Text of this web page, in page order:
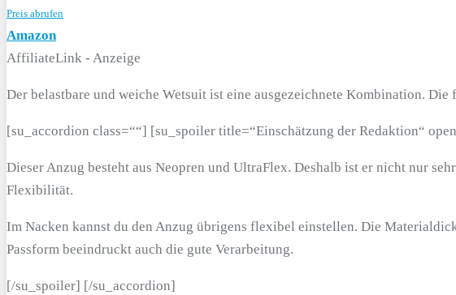
Preis abrufen
Amazon
AffiliateLink - Anzeige
Der belastbare und weiche Wetsuit ist eine ausgezeichnete Kombination.
[su_accordion class=““] [su_spoiler title=“Einschätzung der Redaktion“
Dieser Anzug besteht aus Neopren und UltraFlex. Deshalb ist er nicht nur
Flexibilität.
Im Nacken kannst du den Anzug übrigens flexibel einstellen. Die
Passform beeindruckt auch die gute Verarbeitung.
[/su_spoiler] [/su_accordion]